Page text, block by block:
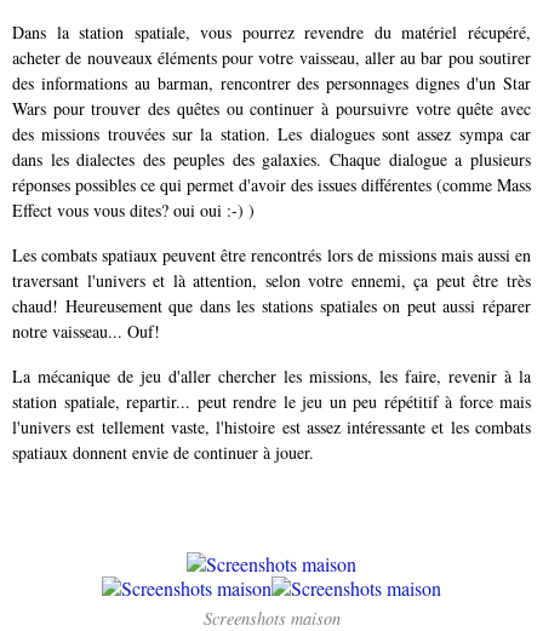
Dans la station spatiale, vous pourrez revendre du matériel récupéré,
acheter de nouveaux éléments pour votre vaisseau, aller au bar pou soutirer
des informations au barman, rencontrer des personnages dignes d'un Star
Wars pour trouver des quêtes ou continuer à poursuivre votre quête avec
des missions trouvées sur la station. Les dialogues sont assez sympa car
dans les dialectes des peuples des galaxies. Chaque dialogue a plusieurs
réponses possibles ce qui permet d'avoir des issues différentes (comme Mass
Effect vous vous dites? oui oui :-) )
Les combats spatiaux peuvent être rencontrés lors de missions mais aussi en
traversant l'univers et là attention, selon votre ennemi, ça peut être très
chaud! Heureusement que dans les stations spatiales on peut aussi réparer
notre vaisseau... Ouf!
La mécanique de jeu d'aller chercher les missions, les faire, revenir à la
station spatiale, repartir... peut rendre le jeu un peu répétitif à force mais
l'univers est tellement vaste, l'histoire est assez intéressante et les combats
spatiaux donnent envie de continuer à jouer.
Screenshots maison